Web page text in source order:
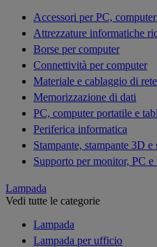
Accessori per PC,
Attrezzature informatiche
Borse per computer
Connettività per computer
Materiale e cablaggio di rete
Memorizzazione di dati
PC, computer portatile e
Periferica informatica
Stampante, stampante 3D e
Supporto per monitor, PC e
Lampada
Vedi tutte le categorie
Lampada
Lampada per ufficio